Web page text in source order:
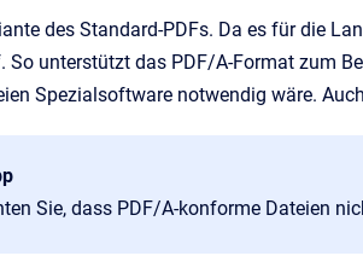
des Standard-PDFs. Da es für die
So unterstützt das PDF/A-Format zum
Spezialsoftware notwendig wäre.
Sie, dass PDF/A-konforme Dateien